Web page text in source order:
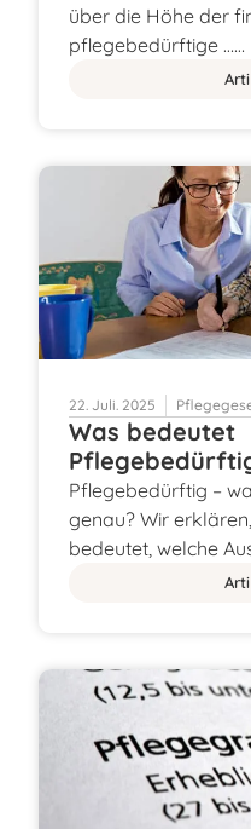
über die Höhe der
pflegebedürftige ……
22. Juli. 2025
Was bedeutet
Pflegebedürftig –
genau? Wir
bedeutet, welche